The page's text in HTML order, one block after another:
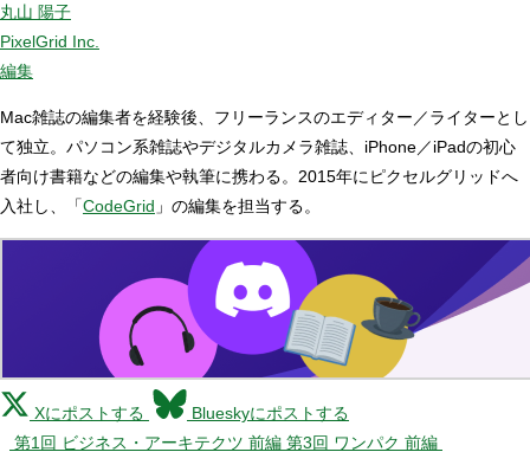
丸山 陽子
PixelGrid Inc.
編集
Mac雑誌の編集者を経験後、フリーランスのエディター／ライターとし
て独立。パソコン系雑誌やデジタルカメラ雑誌、iPhone／iPadの初心
者向け書籍などの編集や執筆に携わる。2015年にピクセルグリッドへ
入社し、「CodeGrid 」の編集を担当する。
Xにポストする
Blueskyにポストする
第1回 ビジネス・アーキテクツ 前編 第3回 ワンパク 前編